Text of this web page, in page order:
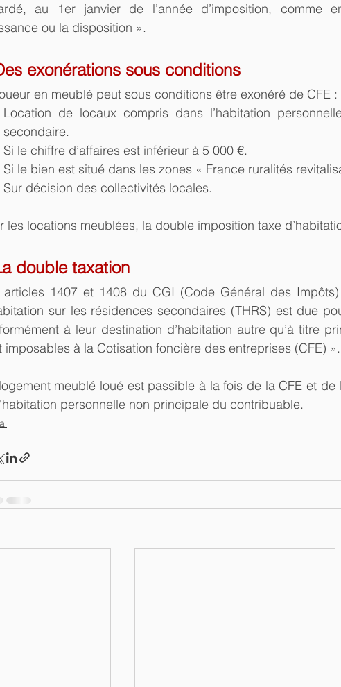
au 1er janvier de l’année d’imposition, comme
ou la disposition ».
exonérations sous conditions
en meublé peut sous conditions être exonéré de CFE :
Location de locaux compris dans l’habitation
secondaire.
Si le chiffre d’affaires est inférieur à 5 000 €.
Si le bien est situé dans les zones « France ruralités
Sur décision des collectivités locales.
les locations meublées, la double imposition taxe
double taxation
articles 1407 et 1408 du CGI (Code Général des
sur les résidences secondaires (THRS) est due
à leur destination d’habitation autre qu’à titre
imposables à la Cotisation foncière des entreprises (CFE) ».
meublé loué est passible à la fois de la CFE et de
personnelle non principale du contribuable.